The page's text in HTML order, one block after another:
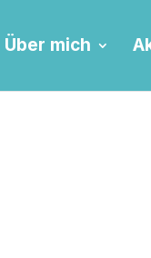
Über mich